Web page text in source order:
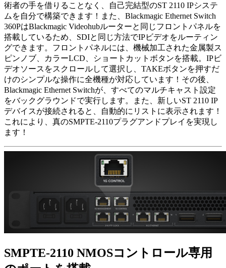
術者の手を借りることなく、自己完結型のST 2110 IPシステ
ムを自分で構築できます！また、Blackmagic Ethernet Switch
360PはBlackmagic Videohubルーターと同じフロントパネルを
搭載しているため、SDIと同じ方法でIPビデオをルーティン
グできます。フロントパネルには、機械加工された金属製ス
ピンノブ、カラーLCD、ショートカットボタンを搭載。IPビ
デオソースをスクロールして選択し、TAKEボタンを押すだ
けのシンプルな操作に全機種が対応しています！その後、
Blackmagic Ethernet Switchが、すべてのマルチキャスト設定
をバックグラウンドで実行します。また、新しいST 2110 IP
デバイスが接続されると、自動的にリストに表示されます！
これにより、真のSMPTE-2110プラグアンドプレイを実現し
ます！
SMPTE-2110 NMOSコントロール専用